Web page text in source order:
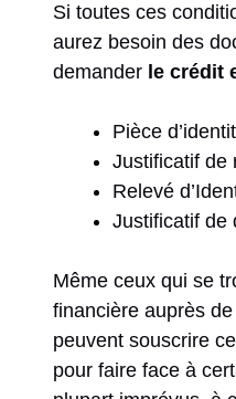
Si toutes ces
aurez besoin des
demander le crédit
Pièce
Justificatif de
Relevé
Justificatif de
Même ceux qui se
financière auprès
peuvent souscrire
pour faire face à